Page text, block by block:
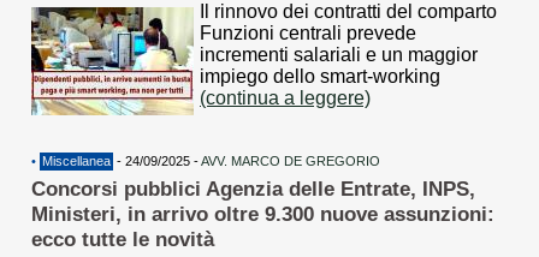
Il rinnovo dei contratti del comparto
Funzioni centrali prevede
incrementi salariali e un maggior
impiego dello smart-working
(continua a leggere)
• Miscellanea - 24/09/2025 -AVV. MARCO DE GREGORIO
Concorsi pubblici Agenzia delle Entrate, INPS,
Ministeri, in arrivo oltre 9.300 nuove assunzioni:
ecco tutte le novità